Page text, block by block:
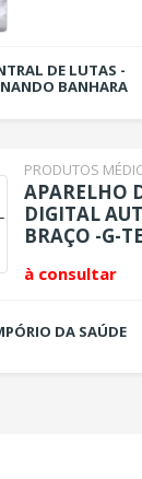
DE LUTAS -
BANHARA
PRODUTOS
APARELHO
DIGITAL
BRAÇO -G-
à consultar
DA SAÚDE